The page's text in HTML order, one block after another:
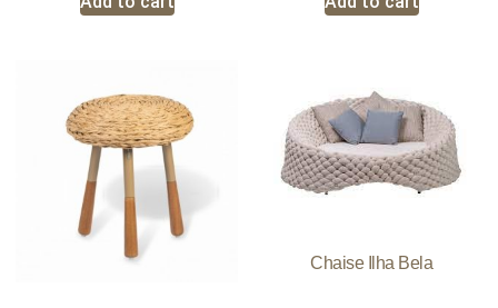
Chaise Ilha Bela